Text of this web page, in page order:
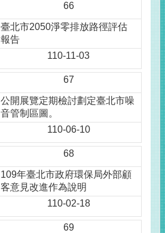
66
臺北市2050淨零排放路徑評估
報告
110-11-03
67
公開展覽定期檢討劃定臺北市噪
音管制區圖。
110-06-10
68
109年臺北市政府環保局外部顧
客意見改進作為說明
110-02-18
69